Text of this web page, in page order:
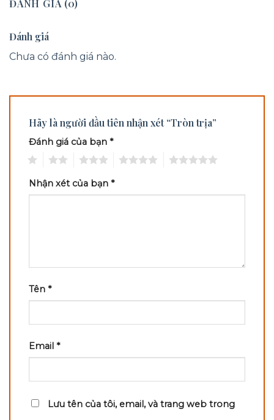
ĐÁNH GIÁ (0)
Đánh giá
Chưa có đánh giá nào.
Hãy là người đầu tiên nhận xét “Tròn trịa”
Đánh giá của bạn *
Nhận xét của bạn *
Tên *
Email *
Lưu tên của tôi, email, và trang web trong